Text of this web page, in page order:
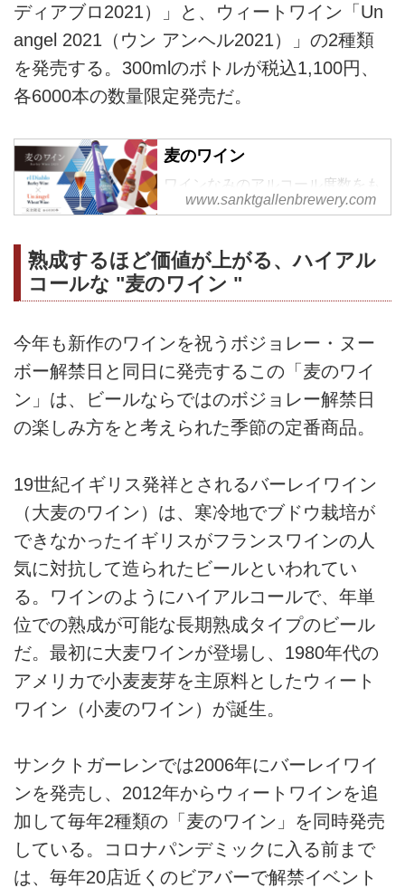
ディアブロ2021）」と、ウィートワイン「Un
angel 2021（ウン アンヘル2021）」の2種類
を発売する。300mlのボトルが税込1,100円、
各6000本の数量限定発売だ。
麦のワイン
ワインなみのアルコール度数をも
ち、長期熟成が楽しめるビール
www.sanktgallenbrewery.com
熟成するほど価値が上がる、ハイアル
コールな "麦のワイン "
今年も新作のワインを祝うボジョレー・ヌー
ボー解禁日と同日に発売するこの「麦のワイ
ン」は、ビールならではのボジョレー解禁日
の楽しみ方をと考えられた季節の定番商品。
19世紀イギリス発祥とされるバーレイワイン
（大麦のワイン）は、寒冷地でブドウ栽培が
できなかったイギリスがフランスワインの人
気に対抗して造られたビールといわれてい
る。ワインのようにハイアルコールで、年単
位での熟成が可能な長期熟成タイプのビール
だ。最初に大麦ワインが登場し、1980年代の
アメリカで小麦麦芽を主原料としたウィート
ワイン（小麦のワイン）が誕生。
サンクトガーレンでは2006年にバーレイワイ
ンを発売し、2012年からウィートワインを追
加して毎年2種類の「麦のワイン」を同時発売
している。コロナパンデミックに入る前まで
は、毎年20店近くのビアバーで解禁イベント